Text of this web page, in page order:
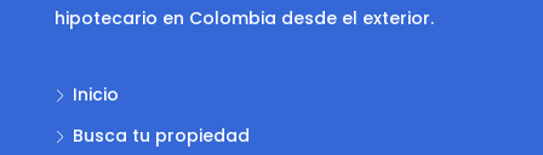
hipotecario en Colombia desde el exterior.
Inicio
Busca tu propiedad